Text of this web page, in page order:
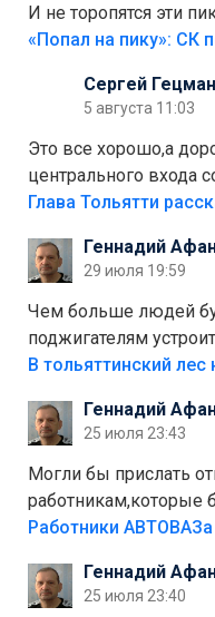
И не торопятся эти
Сергей Гецман
5 августа 11:03
Это все хорошо,а
центрального входа
аттракционам слабо
лежала в парке и
украли.
Геннадий
29 июля 19:59
Чем больше людей
поджигателям
костры,тех надо
Штрафы мизерные.
Геннадий
25 июля 23:43
Могли бы прислать
работникам,которые
на предприятии.
Работники
Геннадий
25 июля 23:40